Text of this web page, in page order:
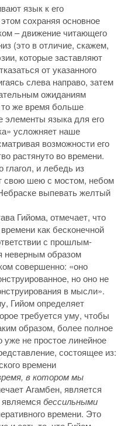
язык к его
сохраняя основное
– движение читающего
(это в отличие, скажем,
которые заставляют
от указанного
слева направо, затем
ожиданиям
то же время больше
элементы языка для его
усложняет наше
возможности его
растянуто во времени.
глагол, и лебедь из
свою шею с мостом, небом
выпевать желтый
Гийома, отмечает, что
как бесконечной
с прошлым-
неверным образом
совершенно: «оно
но оно не
в мысли».
Гийом определяет
требуется уму, чтобы
образом, более полное
уже не простое линейное
состоящее из:
времени
в котором мы
Агамбен, является
бессильными
времени. Это